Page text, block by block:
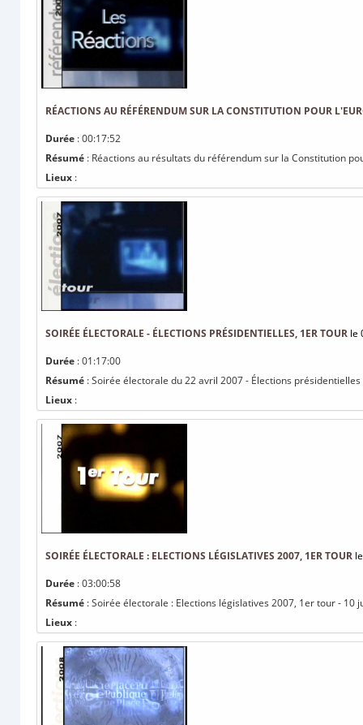
RÉACTIONS AU RÉFÉRENDUM SUR LA CONSTITUTION POUR
Durée : 00:17:52
Résumé : Réactions au résultats du référendum sur la Constitution
Lieux :
SOIRÉE ÉLECTORALE - ÉLECTIONS PRÉSIDENTIELLES, 1ER TOUR le
Durée : 01:17:00
Résumé : Soirée électorale du 22 avril 2007 - Élections présidentielles
Lieux :
SOIRÉE ÉLECTORALE : ELECTIONS LÉGISLATIVES 2007, 1ER TOUR
Durée : 03:00:58
Résumé : Soirée électorale : Elections législatives 2007, 1er tour - 10
Lieux :